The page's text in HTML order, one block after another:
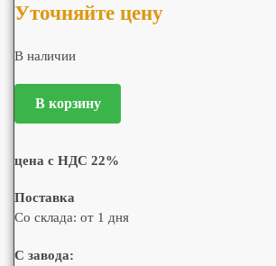
Уточняйте цену
В наличии
В корзину
цена с НДС 22%
Поставка
Со склада: от 1 дня
С завода: